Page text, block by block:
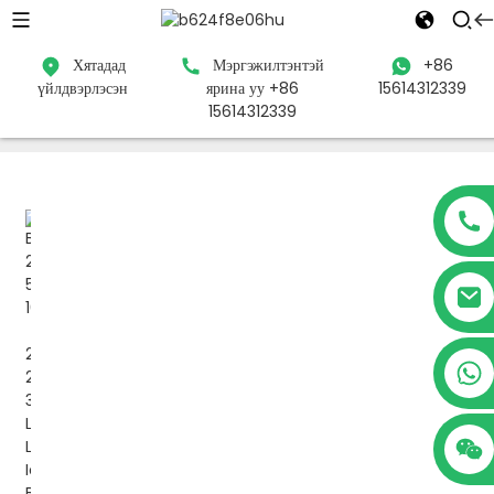
Хятадад
үйлдвэрлэсэн
Мэргэжилтэнтэй
ярина уу +86
15614312339
+86
15614312339
Бүтээгдэхүүн Литиум батерей
Цахилгаан хананы